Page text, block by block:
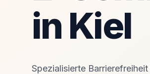
in Kiel
Spezialisierte